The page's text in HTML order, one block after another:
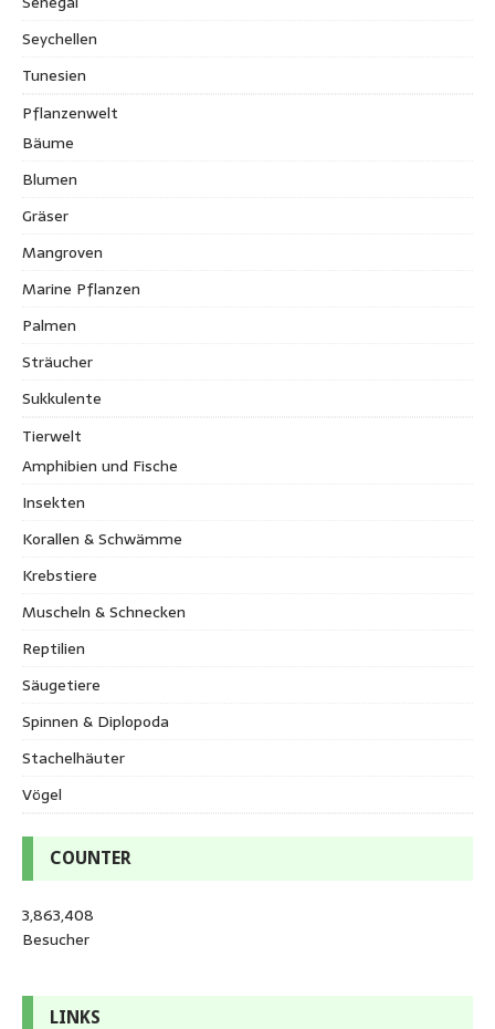
Seychellen
Tunesien
Pflanzenwelt
Bäume
Blumen
Gräser
Mangroven
Marine Pflanzen
Palmen
Sträucher
Sukkulente
Tierwelt
Amphibien und Fische
Insekten
Korallen & Schwämme
Krebstiere
Muscheln & Schnecken
Reptilien
Säugetiere
Spinnen & Diplopoda
Stachelhäuter
Vögel
COUNTER
3,863,408
Besucher
LINKS